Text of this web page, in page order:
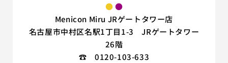
●●
Menicon Miru JRゲートタワー店
名古屋市中村区名駅1丁目1-3 JRゲートタワー
26階
☎ 0120-103-633